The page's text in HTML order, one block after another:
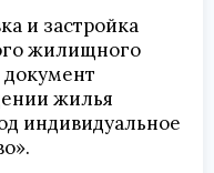
и застройка
жилищного
документ
жилья
индивидуальное